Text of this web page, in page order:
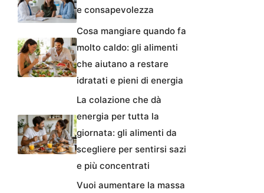
e consapevolezza
Cosa mangiare quando fa
molto caldo: gli alimenti
che aiutano a restare
idratati e pieni di energia
La colazione che dà
energia per tutta la
giornata: gli alimenti da
scegliere per sentirsi sazi
e più concentrati
Vuoi aumentare la massa